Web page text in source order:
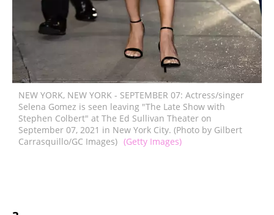
NEW YORK, NEW YORK - SEPTEMBER 07: Actress/singer
Selena Gomez is seen leaving "The Late Show with
Stephen Colbert" at The Ed Sullivan Theater on
September 07, 2021 in New York City. (Photo by Gilbert
Carrasquillo/GC Images) (Getty Images)